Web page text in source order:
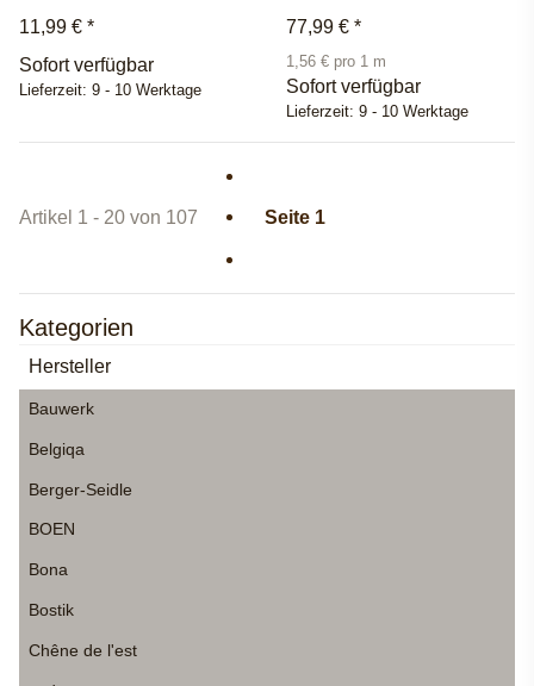
11,99 € *
Sofort verfügbar
Lieferzeit: 9 - 10 Werktage
77,99 € *
1,56 € pro 1 m
Sofort verfügbar
Lieferzeit: 9 - 10 Werktage
Artikel 1 - 20 von 107 Seite 1
Kategorien
Hersteller
Bauwerk
Belgiqa
Berger-Seidle
BOEN
Bona
Bostik
Chêne de l'est